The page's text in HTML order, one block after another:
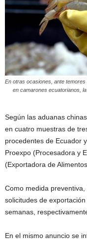
En otras ocasiones, ante
en camarones ecuatorianos,
Según las aduanas
en cuatro muestras de
procedentes de Ecuador
Proexpo (Procesadora y
(Exportadora de
Como medida
solicitudes de
semanas,
En el mismo anuncio se